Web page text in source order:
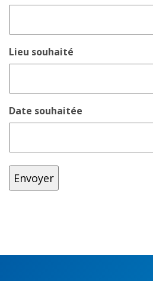
Lieu souhaité
Date souhaitée